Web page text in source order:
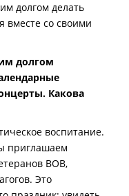
долгом делать
вместе со своими
долгом
Какова
воспитание.
приглашаем
ВОВ,
Это